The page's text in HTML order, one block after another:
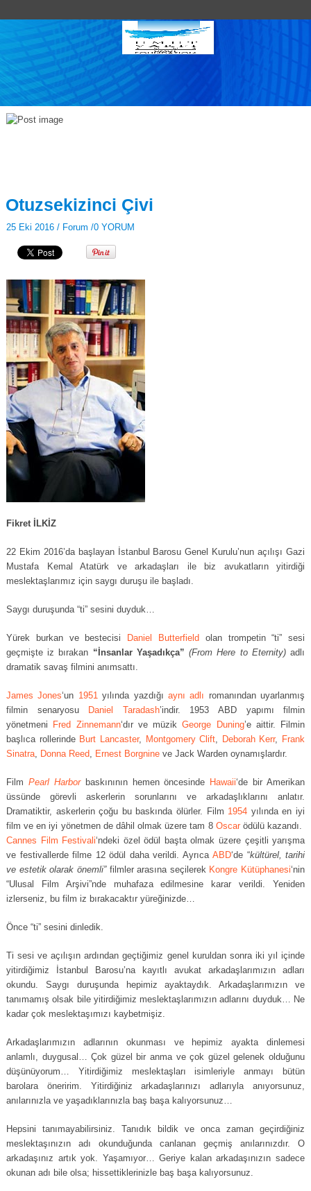
Otuzsekizinci Çivi
25 Eki 2016 / Forum /0 YORUM
Fikret İLKİZ
22 Ekim 2016’da başlayan İstanbul Barosu Genel Kurulu’nun açılışı Gazi
Mustafa Kemal Atatürk ve arkadaşları ile biz avukatların yitirdiği
meslektaşlarımız için saygı duruşu ile başladı.
Saygı duruşunda “ti” sesini duyduk…
Yürek burkan ve bestecisi Daniel Butterfield olan trompetin “ti” sesi
geçmişte iz bırakan “İnsanlar Yaşadıkça” (From Here to Eternity)adlı
dramatik savaş filmini anımsattı.
James Jones‘un 1951yılında yazdığı aynı adlı romanından uyarlanmış
filmin senaryosu
Daniel Taradash’indir. 1953 ABD yapımı filmin
yönetmeni
Fred Zinnemann‘dır ve müzikGeorge Duning’e aittir. Filmin
başlıca rollerinde Burt Lancaster, Montgomery Clift, Deborah Kerr, Frank
Sinatra, Donna Reed, Ernest Borgnine ve Jack Warden oynamışlardır.
Film Pearl Harborbaskınının hemen öncesinde Hawaii‘de bir Amerikan
üssünde görevli askerlerin sorunlarını ve arkadaşlıklarını anlatır.
Dramatiktir, askerlerin çoğu bu baskında ölürler. Film 1954 yılında en iyi
film ve en iyi yönetmen de dâhil olmak üzere tam 8 Oscarödülü kazandı.
Cannes Film Festivali‘ndeki özel ödül başta olmak üzere çeşitli yarışma
ve festivallerde filme 12 ödül daha verildi. AyrıcaABD‘de “kültürel, tarihi
ve estetik olarak önemli” filmler arasına seçilerek Kongre Kütüphanesi‘nin
“Ulusal Film Arşivi”nde muhafaza edilmesine karar verildi. Yeniden
izlerseniz, bu film iz bırakacaktır yüreğinizde…
Önce “ti” sesini dinledik.
Ti sesi ve açılışın ardından geçtiğimiz genel kuruldan sonra iki yıl içinde
yitirdiğimiz İstanbul Barosu’na kayıtlı avukat arkadaşlarımızın adları
okundu. Saygı duruşunda hepimiz ayaktaydık. Arkadaşlarımızın ve
tanımamış olsak bile yitirdiğimiz meslektaşlarımızın adlarını duyduk… Ne
kadar çok meslektaşımızı kaybetmişiz.
Arkadaşlarımızın adlarının okunması ve hepimiz ayakta dinlemesi
anlamlı, duygusal… Çok güzel bir anma ve çok güzel gelenek olduğunu
düşünüyorum… Yitirdiğimiz meslektaşları isimleriyle anmayı bütün
barolara öneririm. Yitirdiğiniz arkadaşlarınızı adlarıyla anıyorsunuz,
anılarınızla ve yaşadıklarınızla baş başa kalıyorsunuz…
Hepsini tanımayabilirsiniz. Tanıdık bildik ve onca zaman geçirdiğiniz
meslektaşınızın adı okunduğunda canlanan geçmiş anılarınızdır. O
arkadaşınız artık yok. Yaşamıyor… Geriye kalan arkadaşınızın sadece
okunan adı bile olsa; hissettiklerinizle baş başa kalıyorsunuz.